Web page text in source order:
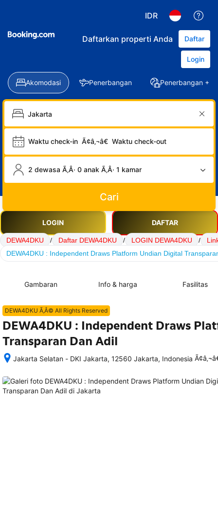
IDR
Daftarkan properti Anda Daftar
Login
Akomodasi Penerbangan Penerbangan +
Waktu check-in Ã¢â‚¬â€ Waktu check-out
2 dewasa Ã‚Â· 0 anak Ã‚Â· 1 kamar
Cari
LOGIN DAFTAR
DEWA4DKU / Daftar DEWA4DKU / LOGIN DEWA4DKU /
DEWA4DKU : Independent Draws Platform Undian Digital
Gambaran Info & harga Fasilitas
DEWA4DKU Ã‚Â© All Rights Reserved
DEWA4DKU : Independent Draws
Transparan Dan Adil
Jakarta Selatan - DKI Jakarta, 12560 Jakarta, Indonesia
memesan,
rincian